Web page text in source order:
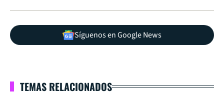
Síguenos en Google News
TEMAS RELACIONADOS